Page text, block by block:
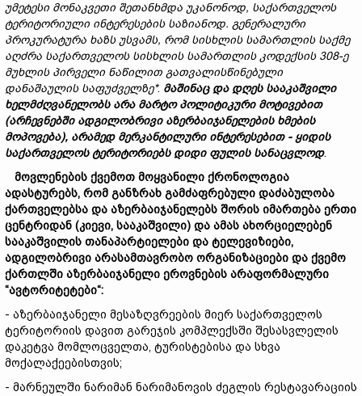
უმეტესი მონაკვეთი შეთანხმდა უკანონოდ, საქართველოს
ტერიტორიული ინტერესების საზიანოდ. გენერალური
პროკურატურა ხაზს უსვამს, რომ სისხლის სამართლის საქმე
აღძრა საქართველოს სისხლის სამართლის კოდექსის 308-ე
მუხლის პირველი ნაწილით გათვალისწინებული
დანაშაულის საფუძველზე*. მაშინაც და დღეს სააკაშვილი
ხელმძღვანელობს არა მარტო პოლიტიკური მოტივებით
(არჩევნებში ადგილობრივი აზერბაიჯანელების ხმების
მოპოვება), არამედ მერკანტილური ინტერესებით - ყიდის
საქართველოს ტერიტორიებს დიდი ფულის სანაცვლოდ.
მოვლენების ქვემოთ მოყვანილი ქრონოლოგია
ადასტურებს, რომ განზრახ გამძაფრებული დაძაბულობა
ქართველებსა და აზერბაიჯანელებს შორის იმართება ერთი
ცენტრიდან (კიევი, სააკაშვილი) და ამას ახორციელებენ
სააკაშვილის თანაპარტიელები და ტელევიზიები,
ადგილობრივი არასამთავრობო ორგანიზაციები და ქვემო
ქართლში აზერბაიჯანელი ეროვნების არაფორმალური
“ავტორიტეტები“:
- აზერბაიჯანელი მესაზღვრეების მიერ საქართველოს
ტერიტორიის დავით გარეჯის კომპლექსში შესასვლელის
დაკეტვა მომლოცველთა, ტურისტებისა და სხვა
მოქალაქეებისთვის;
- მარნეულში ნარიმან ნარიმანოვის ძეგლის რესტავარაციის